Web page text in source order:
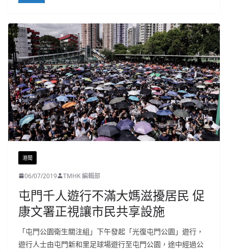
港聞
06/07/2019 TMHK 編輯部
屯門千人遊行不滿大媽滋擾居民 促
康文署正視讓市民共享設施
「屯門公園衛生關注組」下午發起「光復屯門公園」遊行，
遊行人士由屯門新和里足球場遊行至屯門公園，途中經過公